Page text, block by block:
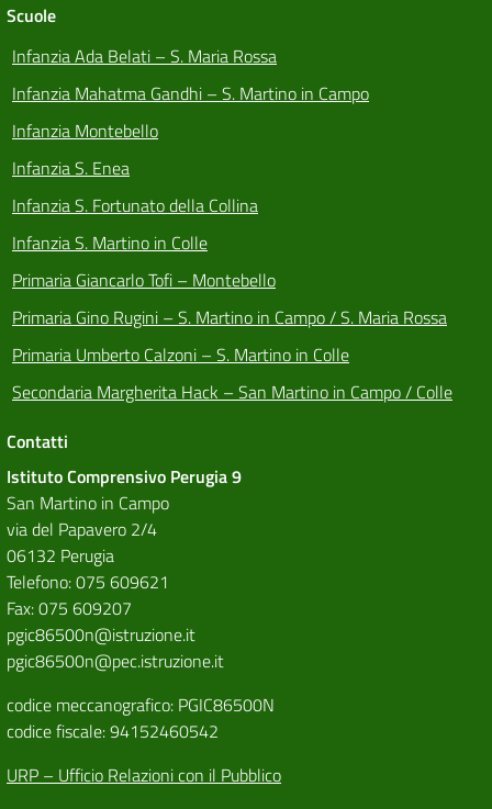
Scuole
Infanzia Ada Belati – S. Maria Rossa
Infanzia Mahatma Gandhi – S. Martino in Campo
Infanzia Montebello
Infanzia S. Enea
Infanzia S. Fortunato della Collina
Infanzia S. Martino in Colle
Primaria Giancarlo Tofi – Montebello
Primaria Gino Rugini – S. Martino in Campo / S. Maria Rossa
Primaria Umberto Calzoni – S. Martino in Colle
Secondaria Margherita Hack – San Martino in Campo / Colle
Contatti
Istituto Comprensivo Perugia 9
San Martino in Campo
via del Papavero 2/4
06132 Perugia
Telefono: 075 609621
Fax: 075 609207
pgic86500n@istruzione.it
pgic86500n@pec.istruzione.it
codice meccanografico: PGIC86500N
codice fiscale: 94152460542
URP – Ufficio Relazioni con il Pubblico